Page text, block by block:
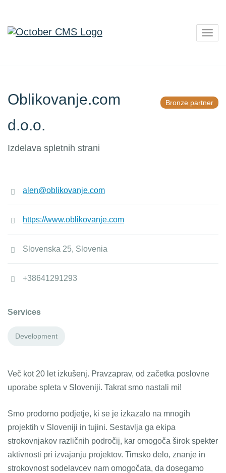
Bronze partner
Oblikovanje.com
d.o.o.
Izdelava spletnih strani
alen@oblikovanje.com
https://www.oblikovanje.com
Slovenska 25, Slovenia
+38641291293
Services
Development
Več kot 20 let izkušenj. Pravzaprav, od začetka poslovne
uporabe spleta v Sloveniji. Takrat smo nastali mi!
Smo prodorno podjetje, ki se je izkazalo na mnogih
projektih v Sloveniji in tujini. Sestavlja ga ekipa
strokovnjakov različnih področij, kar omogoča širok spekter
aktivnosti pri izvajanju projektov. Timsko delo, znanje in
strokovnost sodelavcev nam omogočata, da dosegamo